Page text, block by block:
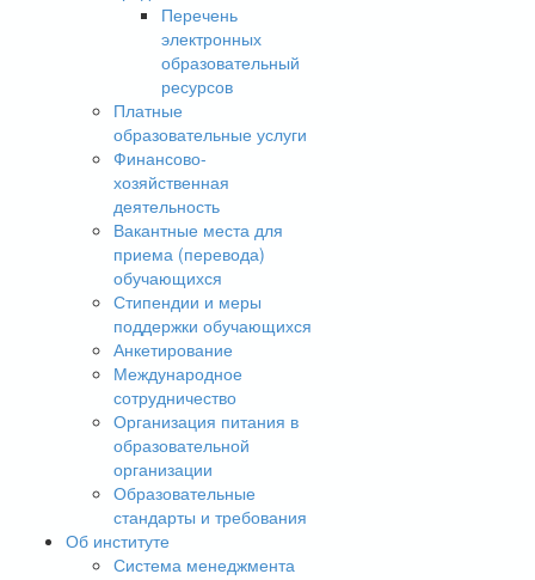
Перечень
электронных
образовательный
ресурсов
Платные
образовательные услуги
Финансово-
хозяйственная
деятельность
Вакантные места для
приема (перевода)
обучающихся
Стипендии и меры
поддержки обучающихся
Анкетирование
Международное
сотрудничество
Организация питания в
образовательной
организации
Образовательные
стандарты и требования
Об институте
Система менеджмента